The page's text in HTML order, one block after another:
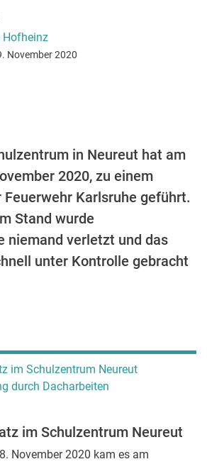
Hofheinz
November 2020
in Neureut hat am
2020, zu einem
Feuerwehr Karlsruhe geführt.
Stand wurde
niemand verletzt und das
unter Kontrolle gebracht
im Schulzentrum Neureut
durch Dacharbeiten
im Schulzentrum Neureut
November 2020 kam es am